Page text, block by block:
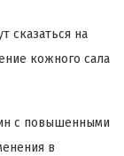
сказаться на
кожного сала
с повышенными
в